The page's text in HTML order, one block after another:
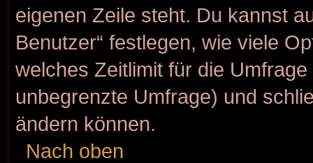
eigenen Zeile steht. Du kannst
Benutzer“ festlegen, wie viele
welches Zeitlimit für die
unbegrenzte Umfrage) und
ändern können.
Nach oben